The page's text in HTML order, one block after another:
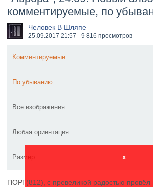
​Wacken Open Air 2027 объявил
комментируемые, по
Человек В Шляпе
25.09.2017 21:57 9 816 просмотров
Комментируемые
По убыванию
Все изображения
Любая ориентация
Размер x
ПОРТ(812), с превеликой радостью провёл